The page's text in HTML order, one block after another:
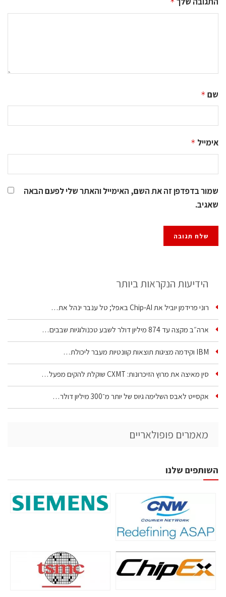
שם *
אימייל *
שמור בדפדפן זה את השם, האימייל והאתר שלי לפעם הבאה
שאגיב.
הידיעות הנקראות ביותר
רוני פרידמן יוביל את Chip‑AI באפל; טל ענבר ינהל את…
ארה״ב מקצה עד 874 מיליון דולר לשבע טכנולוגיות שבבים…
IBM וקידמה מציגות תוצאות קוונטיות מעבר ליכולת…
סין מאיצה את מרוץ הזיכרונות: CXMT שוקלת להקים מפעל…
אקסייט לאבס השלימה גיוס של יותר מ־300 מיליון דולר…
מאמרים פופולאריים
השותפים שלנו